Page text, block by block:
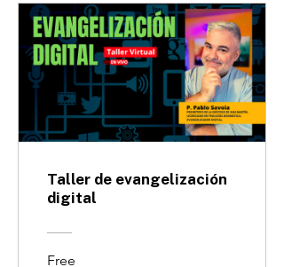
Taller de evangelización
digital
Free